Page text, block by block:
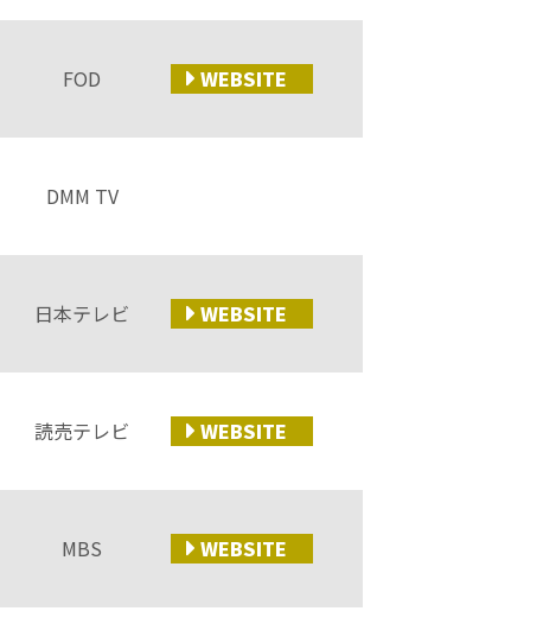
FOD WEBSITE
DMM TV
日本テレビ WEBSITE
読売テレビ WEBSITE
MBS WEBSITE